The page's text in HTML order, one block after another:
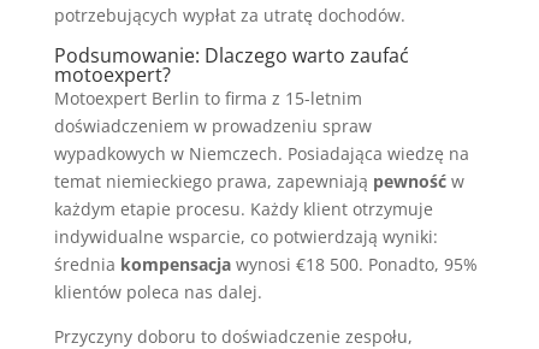
potrzebujących wypłat za utratę dochodów.
Podsumowanie: Dlaczego warto zaufać
motoexpert?
Motoexpert Berlin to firma z 15-letnim
doświadczeniem w prowadzeniu spraw
wypadkowych w Niemczech. Posiadająca wiedzę na
temat niemieckiego prawa, zapewniają pewnośćw
każdym etapie procesu. Każdy klient otrzymuje
indywidualne wsparcie, co potwierdzają wyniki:
średnia kompensacjawynosi €18 500. Ponadto, 95%
klientów poleca nas dalej.
Przyczyny doboru to doświadczenie zespołu,